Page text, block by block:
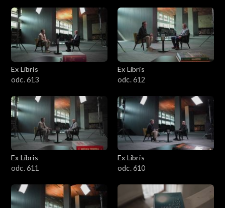
Ex Libris
odc. 613
Ex Libris
odc. 612
Ex Libris
odc. 611
Ex Libris
odc. 610